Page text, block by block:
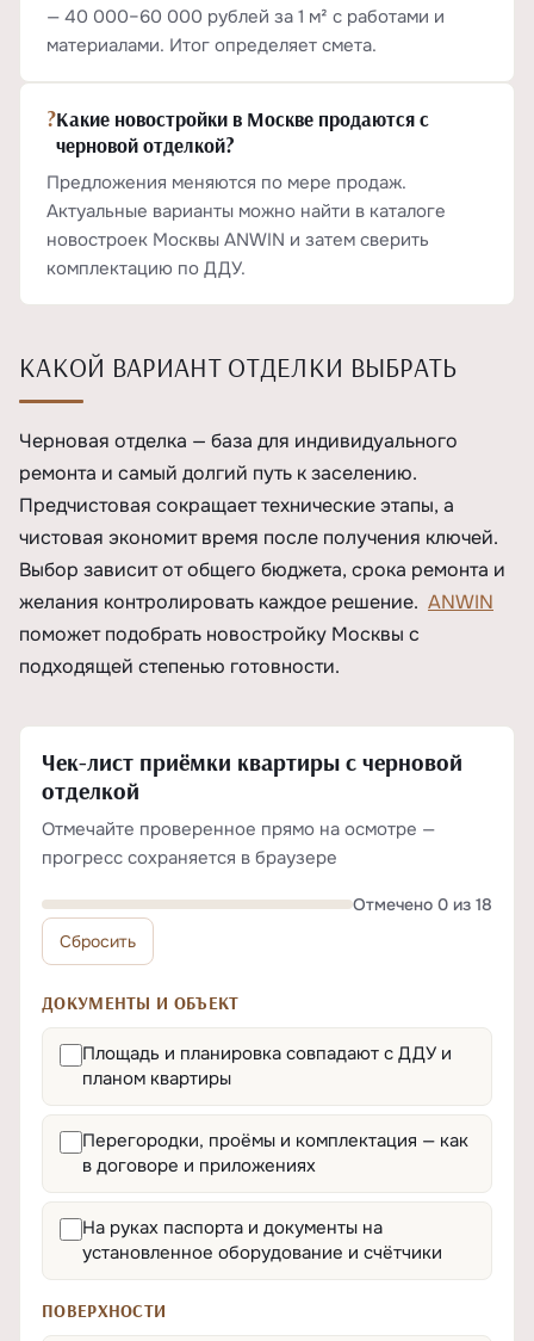
— 40 000–60 000 рублей за 1 м² с работами и
материалами. Итог определяет смета.
?Какие новостройки в Москве продаются с
черновой отделкой?
Предложения меняются по мере продаж.
Актуальные варианты можно найти в каталоге
новостроек Москвы ANWIN и затем сверить
комплектацию по ДДУ.
КАКОЙ ВАРИАНТ ОТДЕЛКИ ВЫБРАТЬ
Черновая отделка — база для индивидуального
ремонта и самый долгий путь к заселению.
Предчистовая сокращает технические этапы, а
чистовая экономит время после получения ключей.
Выбор зависит от общего бюджета, срока ремонта и
желания контролировать каждое решение. ANWIN
поможет подобрать новостройку Москвы с
подходящей степенью готовности.
Чек-лист приёмки квартиры с черновой
отделкой
Отмечайте проверенное прямо на осмотре —
прогресс сохраняется в браузере
Отмечено 0 из 18
Сбросить
ДОКУМЕНТЫ И ОБЪЕКТ
Площадь и планировка совпадают с ДДУ и
планом квартиры
Перегородки, проёмы и комплектация — как
в договоре и приложениях
На руках паспорта и документы на
установленное оборудование и счётчики
ПОВЕРХНОСТИ